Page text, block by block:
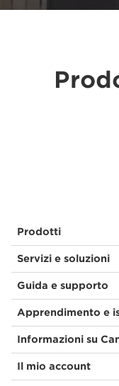
Prodotti
Servizi e soluzioni
Guida e supporto
Apprendimento e
Informazioni su
Il mio account